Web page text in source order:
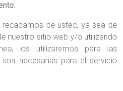
de usted, ya sea de
nuestro sitio web y/o utilizando
los utilizaremos para las
son necesarias para el servicio